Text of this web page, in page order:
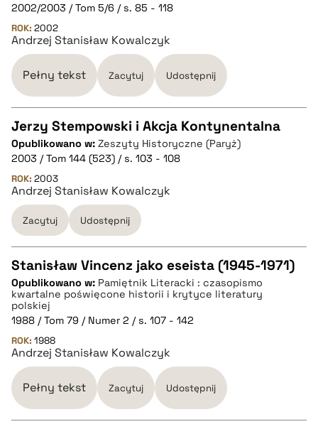
pobierz cytat
BIBTEX
pobierz cytat
2002/2003 / Tom 5/6 / s. 85 - 118
ROK: 2002
Andrzej Stanisław Kowalczyk
Pełny tekst Zacytuj Udostępnij
CZYSTY TEKST
pobierz cytat
BIBTEX
pobierz cytat
Jerzy Stempowski i Akcja Kontynentalna
Opublikowano w: Zeszyty Historyczne (Paryż)
2003 / Tom 144 (523) / s. 103 - 108
ROK: 2003
Andrzej Stanisław Kowalczyk
Zacytuj Udostępnij
CZYSTY TEKST
pobierz cytat
Stanisław Vincenz jako eseista (1945-1971)
Opublikowano w: Pamiętnik Literacki : czasopismo
kwartalne poświęcone historii i krytyce literatury
polskiej
1988 / Tom 79 / Numer 2 / s. 107 - 142
ROK: 1988
Andrzej Stanisław Kowalczyk
Pełny tekst Zacytuj Udostępnij